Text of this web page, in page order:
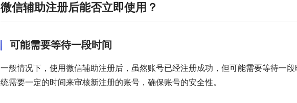
微信辅助注册后能否立即使用？
可能需要等待一段时间
一般情况下，使用微信辅助注册后，虽然账号已经注册成功，但可能需要等待一
统需要一定的时间来审核新注册的账号，确保账号的安全性。